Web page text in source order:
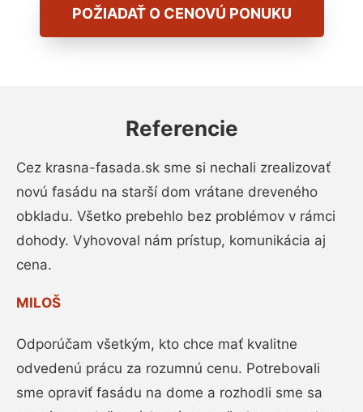
POŽIADAŤ O CENOVÚ PONUKU
Referencie
Cez krasna-fasada.sk sme si nechali zrealizovať
novú fasádu na starší dom vrátane dreveného
obkladu. Všetko prebehlo bez problémov v rámci
dohody. Vyhovoval nám prístup, komunikácia aj
cena.
MILOŠ
Odporúčam všetkým, kto chce mať kvalitne
odvedenú prácu za rozumnú cenu. Potrebovali
sme opraviť fasádu na dome a rozhodli sme sa